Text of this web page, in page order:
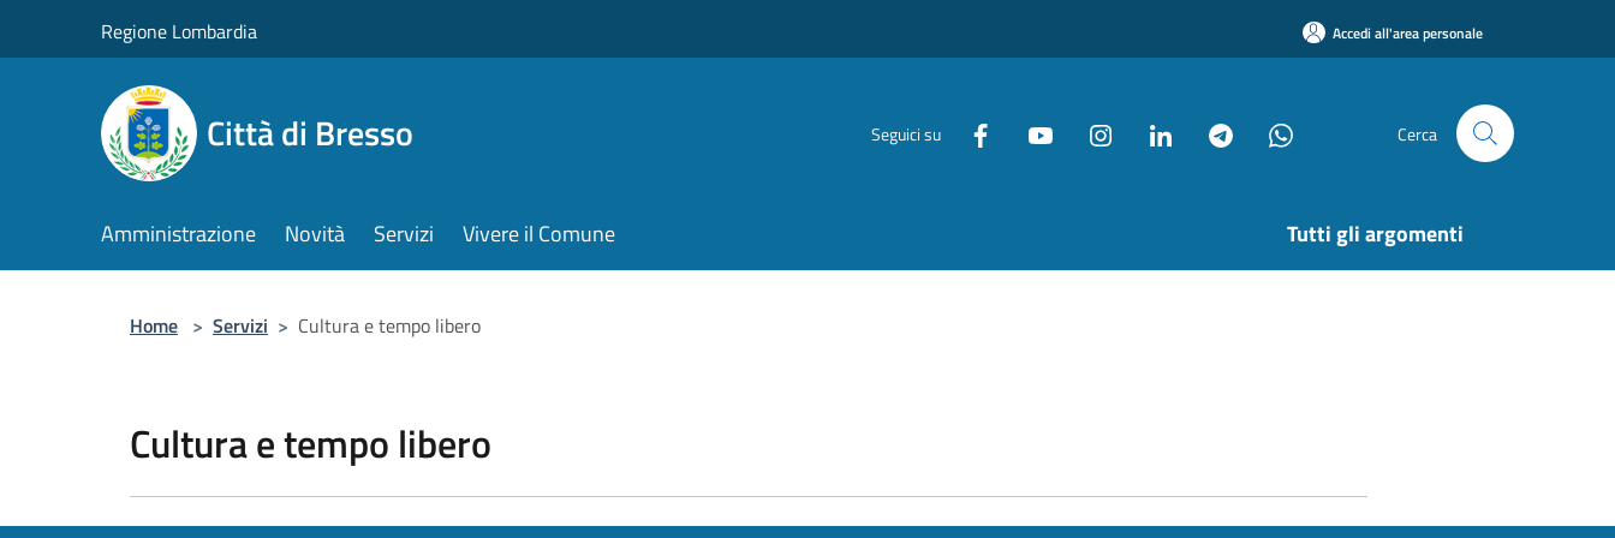
Regione Lombardia Accedi all'area personale
Città di Bresso Seguici su Cerca
Amministrazione Novità Servizi Vivere il Comune Tutti gli argomenti
Home > Servizi > Cultura e tempo libero
Cultura e tempo libero